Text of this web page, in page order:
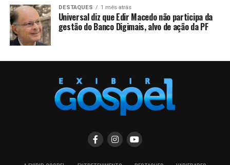
DESTAQUES 1 mês atrás
Universal diz que Edir Macedo não participa da
gestão do Banco Digimais, alvo de ação da PF